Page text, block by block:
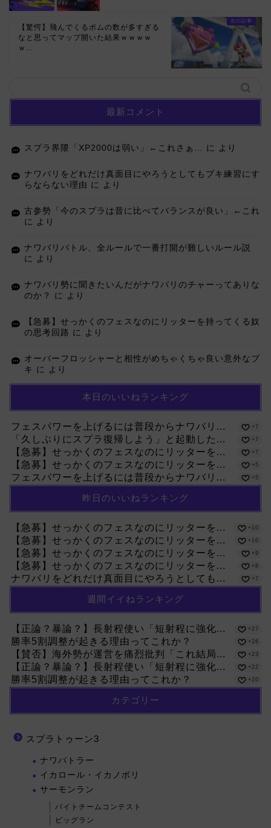
【驚愕】飛んでくるボムの数が多すぎる
なと思ってマップ開いた結果ｗｗｗｗ
ｗ...
最新コメント
スプラ界隈「XP2000は弱い」←これさぁ… に より
ナワバリをどれだけ真面目にやろうとしてもブキ練習にす
らならない理由 に より
古参勢「今のスプラは昔に比べてバランスが良い」←これ
に より
ナワバリバトル、全ルールで一番打開が難しいルール説
に より
ナワバリ勢に聞きたいんだがナワバリのチャーってありな
のか？
に より
【急募】せっかくのフェスなのにリッターを持ってくる奴
の思考回路 に より
オーバーフロッシャーと相性がめちゃくちゃ良い意外なブ
キ に より
本日のいいねランキング
フェスパワーを上げるには普段からナワバリ... +7
「久しぶりにスプラ復帰しよう」と起動した... +7
【急募】せっかくのフェスなのにリッターを... +7
【急募】せっかくのフェスなのにリッターを... +5
フェスパワーを上げるには普段からナワバリ... +5
昨日のいいねランキング
【急募】せっかくのフェスなのにリッターを... +10
【急募】せっかくのフェスなのにリッターを... +10
【急募】せっかくのフェスなのにリッターを... +9
【急募】せっかくのフェスなのにリッターを... +8
ナワバリをどれだけ真面目にやろうとしても... +7
週間イイねランキング
【正論？暴論？】長射程使い「短射程に強化... +27
勝率5割調整が起きる理由ってこれか？ +26
【賛否】海外勢が運営を痛烈批判「これ結局... +23
【正論？暴論？】長射程使い「短射程に強化... +22
勝率5割調整が起きる理由ってこれか？ +20
カテゴリー
スプラトゥーン3
ナワバトラー
イカロール・イカノボリ
サーモンラン
バイトチームコンテスト
ビッグラン